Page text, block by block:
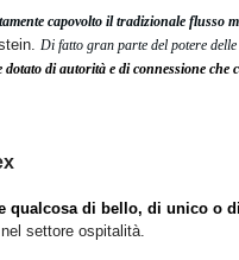
capovolto il tradizionale flusso
Di fatto gran parte del potere
dotato di autorità e di connessione
qualcosa di bello, di unico o
settore ospitalità.